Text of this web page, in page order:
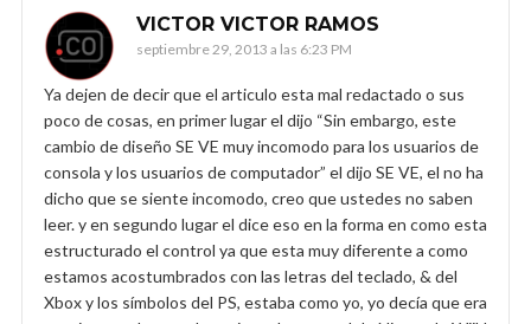
VICTOR VICTOR RAMOS
septiembre 29, 2013 a las 6:23 PM
Ya dejen de decir que el articulo esta mal redactado o sus
poco de cosas, en primer lugar el dijo “Sin embargo, este
cambio de diseño SE VE muy incomodo para los usuarios de
consola y los usuarios de computador” el dijo SE VE, el no ha
dicho que se siente incomodo, creo que ustedes no saben
leer. y en segundo lugar el dice eso en la forma en como esta
estructurado el control ya que esta muy diferente a como
estamos acostumbrados con las letras del teclado, & del
Xbox y los símbolos del PS, estaba como yo, yo decía que era